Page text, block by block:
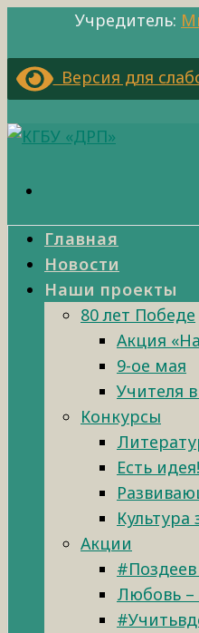
Учредитель:
Версия для
Главная
Новости
Наши проекты
80 лет Победе
Акция
9-ое мая
Учителя
Конкурсы
Есть идея!
Культура
Акции
Любовь –